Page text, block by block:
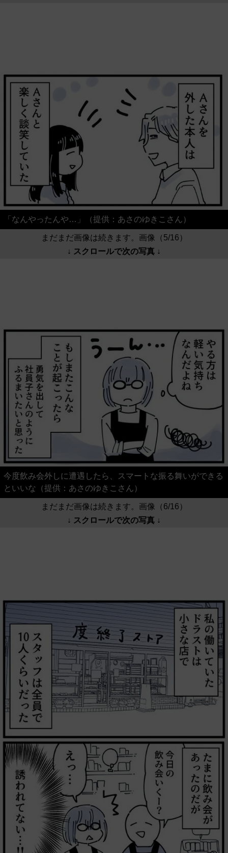
「なんやったんや…」（提供：あさのゆきこさん）
まだまだ画像は続きます。画像（5/16）
↓ スクロールで次の写真 ↓
今度飲み会外しに遭遇したら、スマートな振る舞いができる
といいな（提供：あさのゆきこさん）
まだまだ画像は続きます。画像（6/16）
↓ スクロールで次の写真 ↓